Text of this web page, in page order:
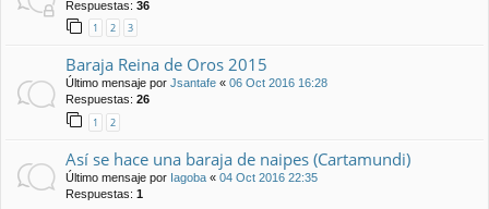
Respuestas: 36
1 2 3
Baraja Reina de Oros 2015
Último mensaje por Jsantafe « 06 Oct 2016 16:28
Respuestas: 26
1 2
Así se hace una baraja de naipes (Cartamundi)
Último mensaje por Iagoba « 04 Oct 2016 22:35
Respuestas: 1